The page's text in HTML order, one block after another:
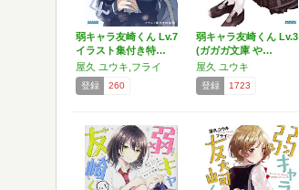
弱キャラ友崎くん Lv.7
イラスト集付き特…
屋久 ユウキ,フライ
登録 260
弱キャラ友崎くん Lv.3
(ガガガ文庫 や…
屋久 ユウキ
登録 1723